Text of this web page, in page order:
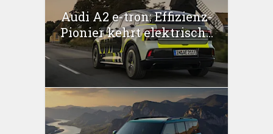
Audi A2 e-tron: Effizienz-
Pionier kehrt elektrisch...